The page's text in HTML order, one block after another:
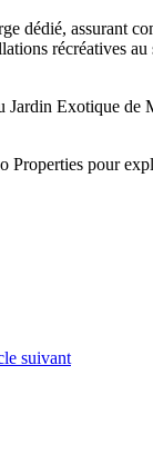
dédié, assurant
récréatives
Exotique
pour
suivant